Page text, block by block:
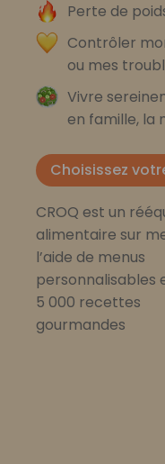
Perte de
Contrôler
ou mes
Vivre
en famille, la
Choisissez
CROQ est un
alimentaire sur
l’aide de menus
personnalisables
5 000 recettes
gourmandes